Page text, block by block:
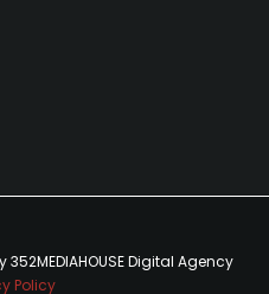
Digital Agency
Policy